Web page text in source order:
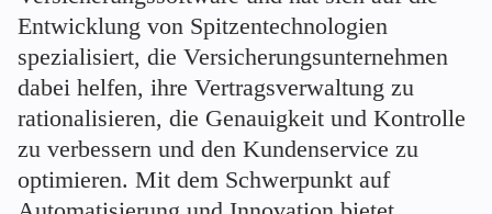
Entwicklung von Spitzentechnologien
spezialisiert, die Versicherungsunternehmen
dabei helfen, ihre Vertragsverwaltung zu
rationalisieren, die Genauigkeit und Kontrolle
zu verbessern und den Kundenservice zu
optimieren. Mit dem Schwerpunkt auf